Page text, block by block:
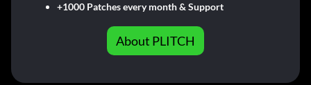
+1000 Patches every month & Support
About PLITCH